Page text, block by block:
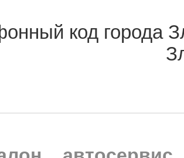
код города